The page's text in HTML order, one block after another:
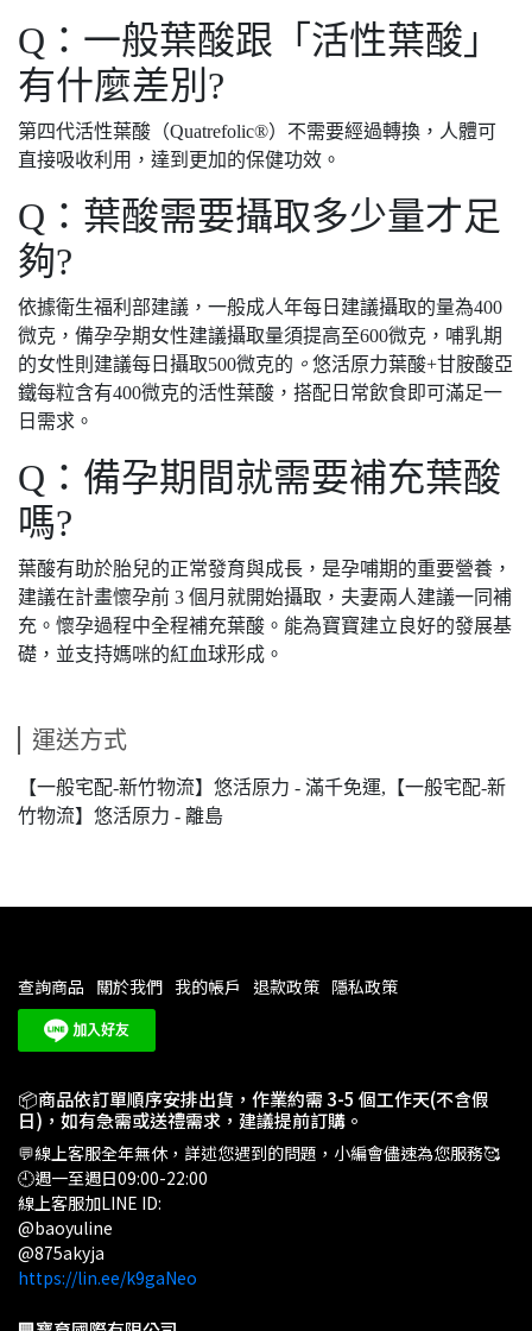
Q：一般葉酸跟「活性葉酸」
有什麼差別?
第四代活性葉酸（Quatrefolic®）不需要經過轉換，人體可
直接吸收利用，達到更加的保健功效。
Q：葉酸需要攝取多少量才足
夠?
依據衛生福利部建議，一般成人年每日建議攝取的量為400
微克，備孕孕期女性建議攝取量須提高至600微克，哺乳期
的女性則建議每日攝取500微克的 。 悠活原力葉酸+甘胺酸亞
鐵每粒含有400微克的活性葉酸，搭配日常飲食即可滿足一
日需求。
Q：備孕期間就需要補充葉酸
嗎?
葉酸有助於胎兒的正常發育與成長，是孕哺期的重要營養，
建議在計畫懷孕前 3 個月就開始攝取，夫妻兩人建議一同補
充。懷孕過程中全程補充葉酸。能為寶寶建立良好的發展基
礎，並支持媽咪的紅血球形成。
運送方式
【一般宅配-新竹物流】悠活原力 - 滿千免運,【一般宅配-新
竹物流】悠活原力 - 離島
查詢商品 關於我們 我的帳戶 退款政策 隱私政策
📦商品依訂單順序安排出貨，作業約需 3-5 個工作天(不含假
日)，如有急需或送禮需求，建議提前訂購。
💬線上客服全年無休，詳述您遇到的問題，小編會儘速為您服務🥰
🕘週一至週日09:00-22:00
線上客服加LINE ID:
@baoyuline
@875akyja
https://lin.ee/k9gaNeo